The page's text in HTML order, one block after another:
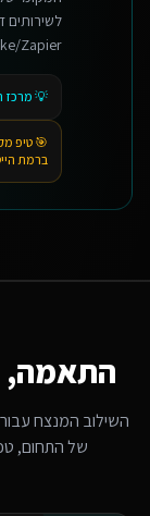
לשירותים
Zapier.
💡מרכז
🎯 טיפ
ברמת
התאמה,
השילוב המנצח עבור
של התחום,